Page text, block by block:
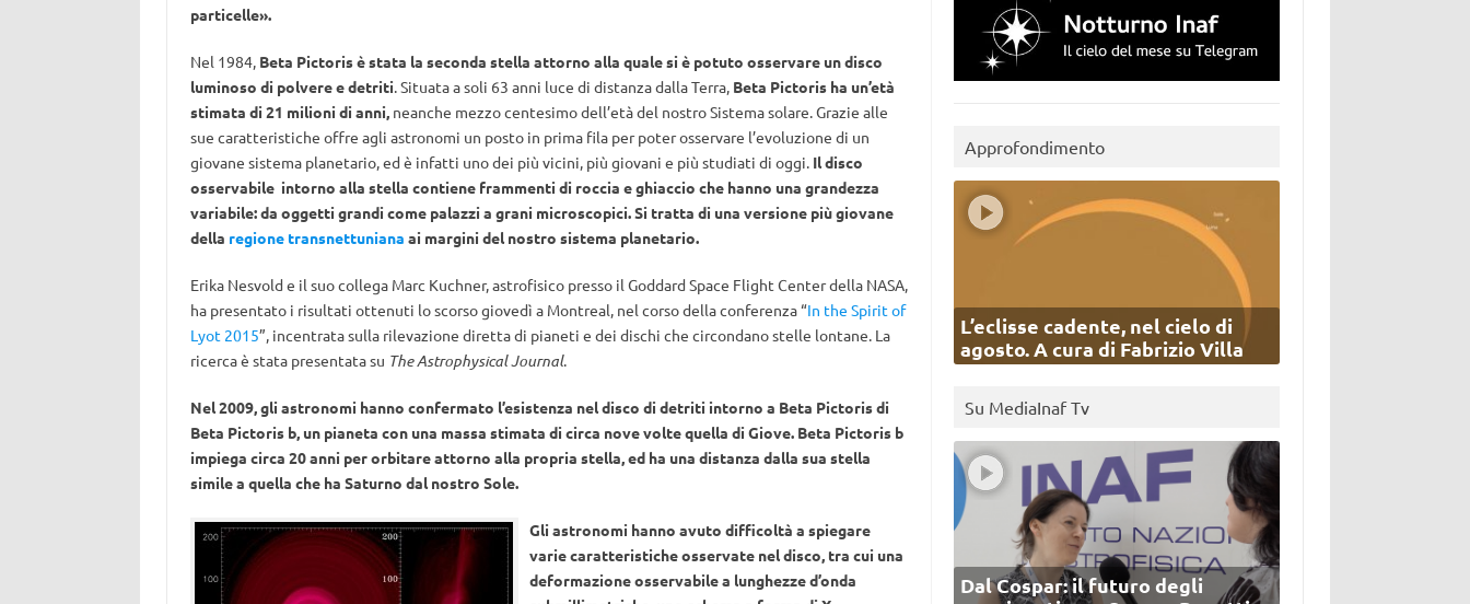
particelle».
Nel 1984, Beta Pictoris è stata la seconda stella attorno alla quale si è potuto osservare un disco
luminoso di polvere e detriti. Situata a soli 63 anni luce di distanza dalla Terra, Beta Pictoris ha un’età
stimata di 21 milioni di anni, neanche mezzo centesimo dell’età del nostro Sistema solare. Grazie alle
sue caratteristiche offre agli astronomi un posto in prima fila per poter osservare l’evoluzione di un
giovane sistema planetario, ed è infatti uno dei più vicini, più giovani e più studiati di oggi. Il disco
osservabile intorno alla stella contiene frammenti di roccia e ghiaccio che hanno una grandezza
variabile: da oggetti grandi come palazzi a grani microscopici. Si tratta di una versione più giovane
della regione transnettuniana ai margini del nostro sistema planetario.
Erika Nesvold e il suo collega Marc Kuchner, astrofisico presso il Goddard Space Flight Center della NASA,
ha presentato i risultati ottenuti lo scorso giovedì a Montreal, nel corso della conferenza “In the Spirit of
Lyot 2015”, incentrata sulla rilevazione diretta di pianeti e dei dischi che circondano stelle lontane. La
ricerca è stata presentata su The Astrophysical Journal.
Nel 2009, gli astronomi hanno confermato l’esistenza nel disco di detriti intorno a Beta Pictoris di
Beta Pictoris b, un pianeta con una massa stimata di circa nove volte quella di Giove. Beta Pictoris b
impiega circa 20 anni per orbitare attorno alla propria stella, ed ha una distanza dalla sua stella
simile a quella che ha Saturno dal nostro Sole.
Gli astronomi hanno avuto difficoltà a spiegare
varie caratteristiche osservate nel disco, tra cui una
deformazione osservabile a lunghezze d’onda
Approfondimento
L’eclisse cadente, nel cielo di
agosto. A cura di Fabrizio Villa
Su MediaInaf Tv
Dal Cospar: il futuro degli